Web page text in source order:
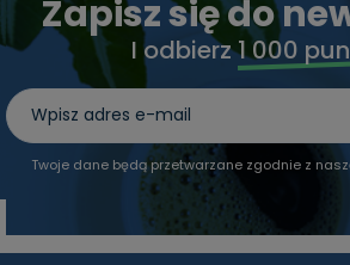
Zapisz się do
I odbierz1 000
Twoje dane będą przetwarzane zgodnie z